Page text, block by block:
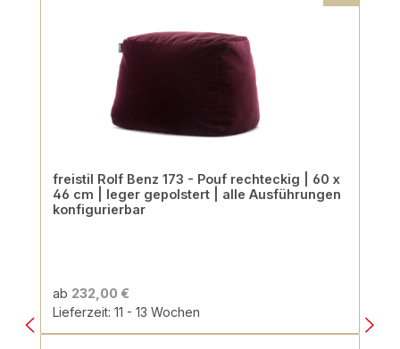
freistil Rolf Benz 173 - Pouf rechteckig | 60 x
46 cm | leger gepolstert | alle Ausführungen
konfigurierbar
ab 232,00 €
Lieferzeit: 11 - 13 Wochen